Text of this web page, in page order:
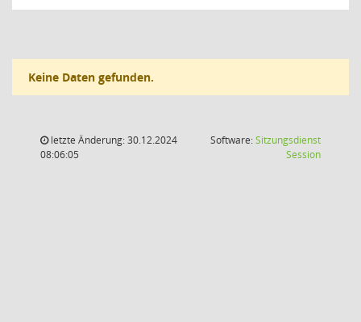
Keine Daten gefunden.
letzte Änderung: 30.12.2024
08:06:05
Software:Sitzungsdienst
Session(Wird in